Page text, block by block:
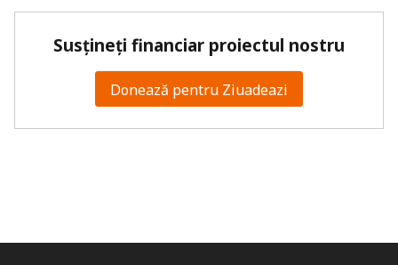
Susțineți financiar proiectul nostru
Donează pentru Ziuadeazi